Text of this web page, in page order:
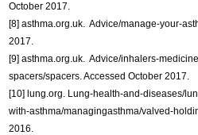
October 2017.
[8] asthma.org.uk. Advice/manage-your-
2017.
[9] asthma.org.uk. Advice/inhalers-
spacers/spacers. Accessed October 2017.
[10] lung.org. Lung-health-and-diseases/
with-asthma/managingasthma/valved-
2016.